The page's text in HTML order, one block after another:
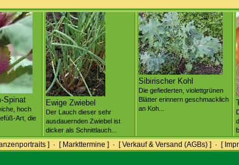
Spinat
hoch
Art, die
Ewige Zwiebel
Der Lauch dieser sehr
ausdauernden Zwiebel ist
dicker als Schnittlauch...
Sibirischer Kohl
Die gefiederten, violettgrünen
Blätter erinnern geschmacklich
an Koh...
] · [ Markttermine ] · [ Verkauf & Versand (AGBs) ] · [